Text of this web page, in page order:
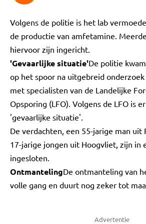
Volgens de politie is het lab
de productie van amfetamine.
hiervoor zijn ingericht.
'Gevaarlijke situatie'De politie
op het spoor na uitgebreid
met specialisten van de Landelijke
Opsporing (LFO). Volgens de LFO is
'gevaarlijke situatie'.
De verdachten, een 55-jarige man uit
17-jarige jongen uit Hoogvliet, zijn in
ingesloten.
OntmantelingDe ontmanteling van
volle gang en duurt nog zeker tot
Advertentie